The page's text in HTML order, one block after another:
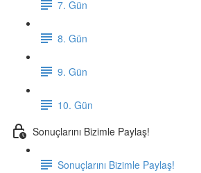
7. Gün
8. Gün
9. Gün
10. Gün
Sonuçlarını Bizimle Paylaş!
Sonuçlarını Bizimle Paylaş!